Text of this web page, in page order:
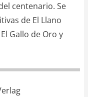
centenario. Se
de El Llano
Gallo de Oro y